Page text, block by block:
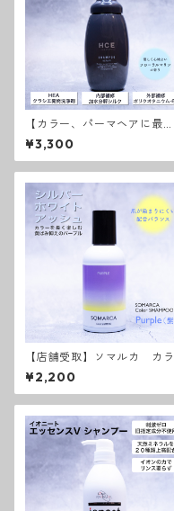
【カラー、パーマヘアに最
適】HCEシャンプー リペア
ライン
¥3,300
【店舗受取】ソマルカ カラ
ーシャンプーパープル
¥2,200